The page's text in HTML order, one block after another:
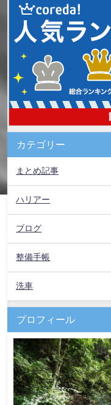
カテゴリー
まとめ記事
ハリアー
ブログ
整備手帳
洗車
プロフィール